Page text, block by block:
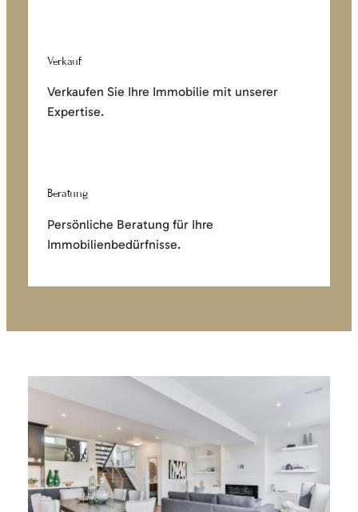
Verkauf
Verkaufen Sie Ihre Immobilie mit unserer
Expertise.
Beratung
Persönliche Beratung für Ihre
Immobilienbedürfnisse.